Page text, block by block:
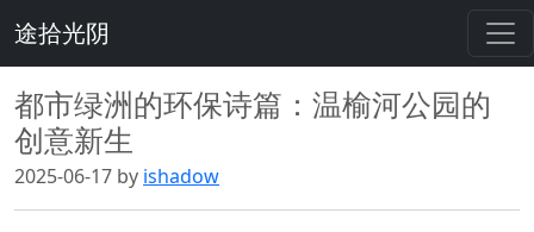
途拾光阴
都市绿洲的环保诗篇：温榆河公园的
创意新生
2025-06-17 by ishadow